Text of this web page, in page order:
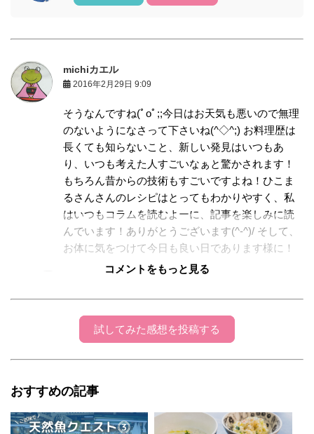
michiカエル
2016年2月29日 9:09
そうなんですね(ﾟoﾟ;;今日はお天気も悪いので無理
のないようになさって下さいね(^◇^;) お料理歴は
長くても知らないこと、新しい発見はいつもあ
り、いつも考えた人すごいなぁと驚かされます！
もちろん昔からの技術もすごいですよね！ひこま
るさんさんのレシピはとってもわかりやすく、私
はいつもコラムを読むよーに、記事を楽しみに読
んでいます！ありがとうございます(^-^)/ そして、
お体に気をつけて今日も良い日であります様に！
michiカエルさん。ありがとうございます（^人
^）今日は月末で忙しくて、ようやく外出出来
て待ち時間に返信させて頂いてます(^◇^;)そう
して投稿できます(*^^*)お料理はお持ちの調味
すが、ちょこっとした参考になればいいなぁっ
コメントをもっと見る
試してみた感想を投稿する
おすすめの記事